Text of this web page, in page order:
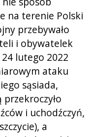
na terenie Polski
przebywało
i obywatelek
lutego 2022
ataku
sąsiada,
i uchodźczyń,
a